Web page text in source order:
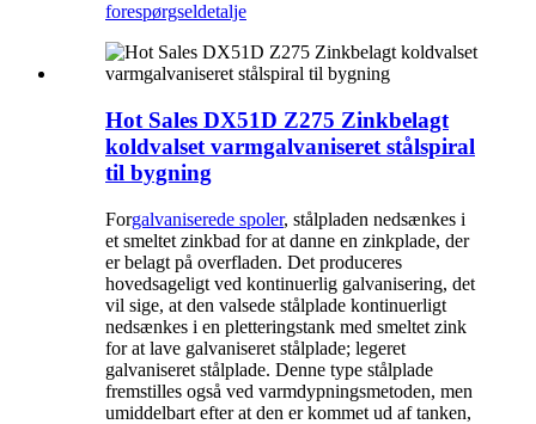
forespørgseldetalje
Hot Sales DX51D Z275 Zinkbelagt
koldvalset varmgalvaniseret stålspiral
til bygning
Forgalvaniserede spoler, stålpladen nedsænkes i
et smeltet zinkbad for at danne en zinkplade, der
er belagt på overfladen. Det produceres
hovedsageligt ved kontinuerlig galvanisering, det
vil sige, at den valsede stålplade kontinuerligt
nedsænkes i en pletteringstank med smeltet zink
for at lave galvaniseret stålplade; legeret
galvaniseret stålplade. Denne type stålplade
fremstilles også ved varmdypningsmetoden, men
umiddelbart efter at den er kommet ud af tanken,